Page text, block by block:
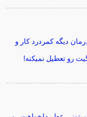
دیگه کمردرد کار و
رو تعطیل نمیکنه!